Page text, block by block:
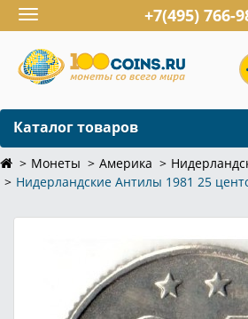
Toggle
navigation
+7(495) 766-
Каталог товаров
Монеты Америка
Нидерландские Антилы 1981 25